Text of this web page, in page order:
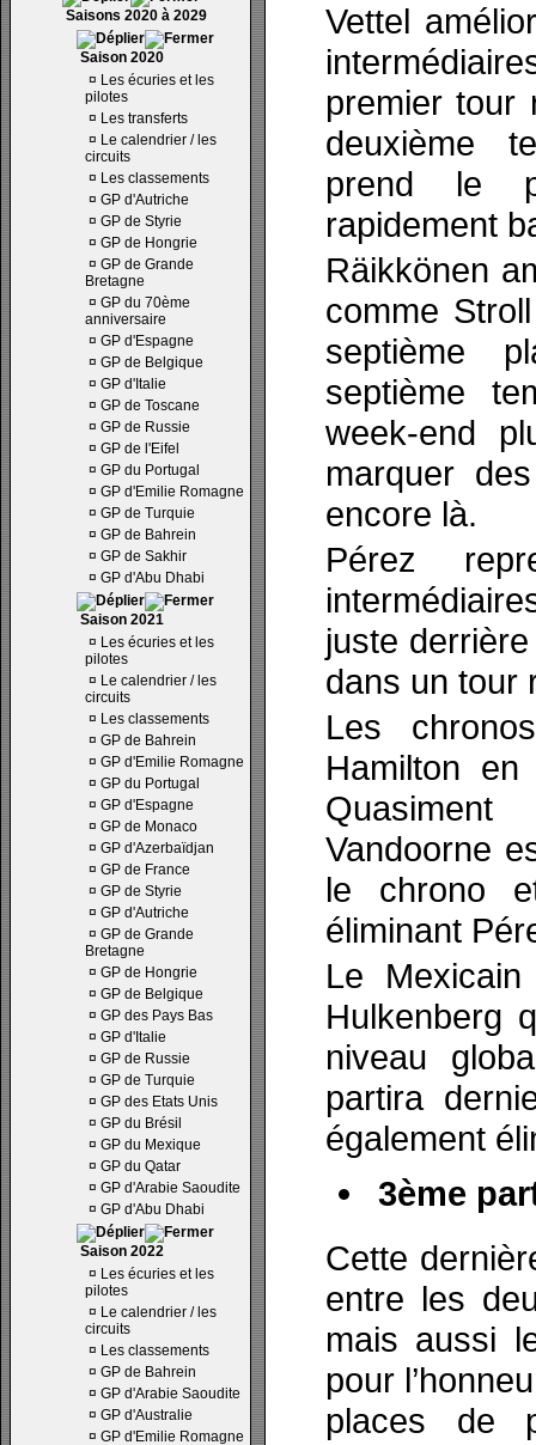
Saisons 2020 à 2029
Saison 2020
¤ Les écuries et les
pilotes
¤ Les transferts
¤ Le calendrier / les
circuits
¤ Les classements
¤ GP d'Autriche
¤ GP de Styrie
¤ GP de Hongrie
¤ GP de Grande
Bretagne
¤ GP du 70ème
anniversaire
¤ GP d'Espagne
¤ GP de Belgique
¤ GP d'Italie
¤ GP de Toscane
¤ GP de Russie
¤ GP de l'Eifel
¤ GP du Portugal
¤ GP d'Emilie Romagne
¤ GP de Turquie
¤ GP de Bahrein
¤ GP de Sakhir
¤ GP d'Abu Dhabi
Saison 2021
¤ Les écuries et les
pilotes
¤ Le calendrier / les
circuits
¤ Les classements
¤ GP de Bahrein
¤ GP d'Emilie Romagne
¤ GP du Portugal
¤ GP d'Espagne
¤ GP de Monaco
¤ GP d'Azerbaïdjan
¤ GP de France
¤ GP de Styrie
¤ GP d'Autriche
¤ GP de Grande
Bretagne
¤ GP de Hongrie
¤ GP de Belgique
¤ GP des Pays Bas
¤ GP d'Italie
¤ GP de Russie
¤ GP de Turquie
¤ GP des Etats Unis
¤ GP du Brésil
¤ GP du Mexique
¤ GP du Qatar
¤ GP d'Arabie Saoudite
¤ GP d'Abu Dhabi
Saison 2022
¤ Les écuries et les
pilotes
¤ Le calendrier / les
circuits
¤ Les classements
¤ GP de Bahrein
¤ GP d'Arabie Saoudite
¤ GP d'Australie
¤ GP d'Emilie Romagne
Vettel
premier tour
deuxième
prend le
rapidement
Räikkönen
comme
septième
septième
week-end
marquer
encore là.
Pérez
juste
dans un tour
Les
Hamilton en
Vandoorne
le chrono
éliminant
Le
Hulkenberg
niveau
partira
également
3ème
Cette
entre les
mais aussi
pour
places de